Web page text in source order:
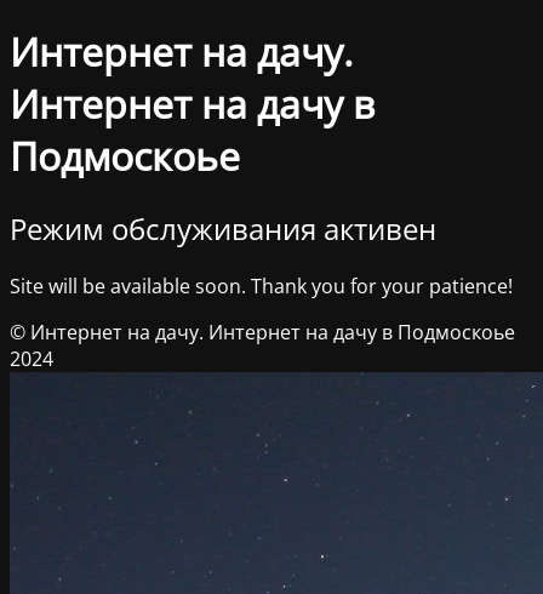
Интернет на дачу.
Интернет на дачу в
Подмоскоье
Режим обслуживания активен
Site will be available soon. Thank you for your patience!
© Интернет на дачу. Интернет на дачу в Подмоскоье
2024